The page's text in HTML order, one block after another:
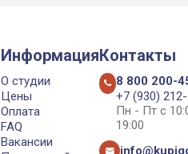
Информация
О студии
Цены
Оплата
FAQ
Вакансии
Контакты
8 800 200-
+7 (930)
Пн - Пт с
19:00